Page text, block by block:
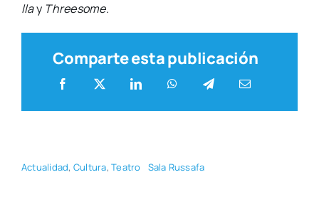
llay Three­so­me.
Comparte esta publicación
Actua­li­dad, Cul­tu­ra,Tea­tro Sala Rus­sa­fa